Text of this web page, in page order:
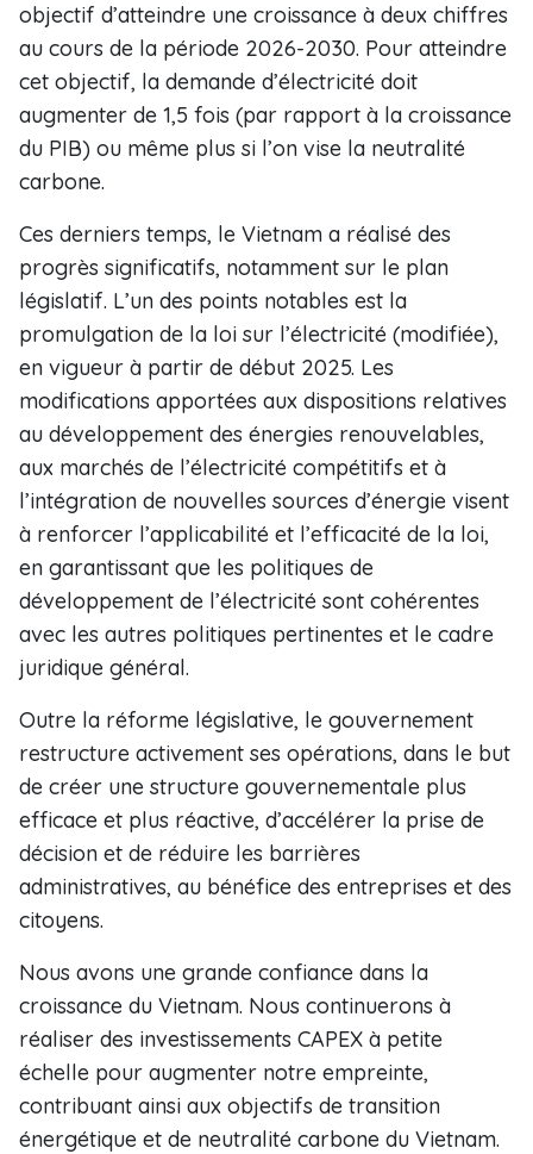
objectif d’atteindre une croissance à deux chiffres
au cours de la période 2026-2030. Pour atteindre
cet objectif, la demande d’électricité doit
augmenter de 1,5 fois (par rapport à la croissance
du PIB) ou même plus si l’on vise la neutralité
carbone.
Ces derniers temps, le Vietnam a réalisé des
progrès significatifs, notamment sur le plan
législatif. L’un des points notables est la
promulgation de la loi sur l’électricité (modifiée),
en vigueur à partir de début 2025. Les
modifications apportées aux dispositions relatives
au développement des énergies renouvelables,
aux marchés de l’électricité compétitifs et à
l’intégration de nouvelles sources d’énergie visent
à renforcer l’applicabilité et l’efficacité de la loi,
en garantissant que les politiques de
développement de l’électricité sont cohérentes
avec les autres politiques pertinentes et le cadre
juridique général.
Outre la réforme législative, le gouvernement
restructure activement ses opérations, dans le but
de créer une structure gouvernementale plus
efficace et plus réactive, d’accélérer la prise de
décision et de réduire les barrières
administratives, au bénéfice des entreprises et des
citoyens.
Nous avons une grande confiance dans la
croissance du Vietnam. Nous continuerons à
réaliser des investissements CAPEX à petite
échelle pour augmenter notre empreinte,
contribuant ainsi aux objectifs de transition
énergétique et de neutralité carbone du Vietnam.